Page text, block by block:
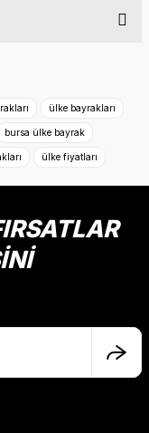
formunu
ülke bayrakları
bursa ülke bayrak
ülke fiyatları